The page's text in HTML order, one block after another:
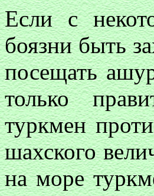
Если с
боязни быть
посещать
только
туркмен
шахского
на море